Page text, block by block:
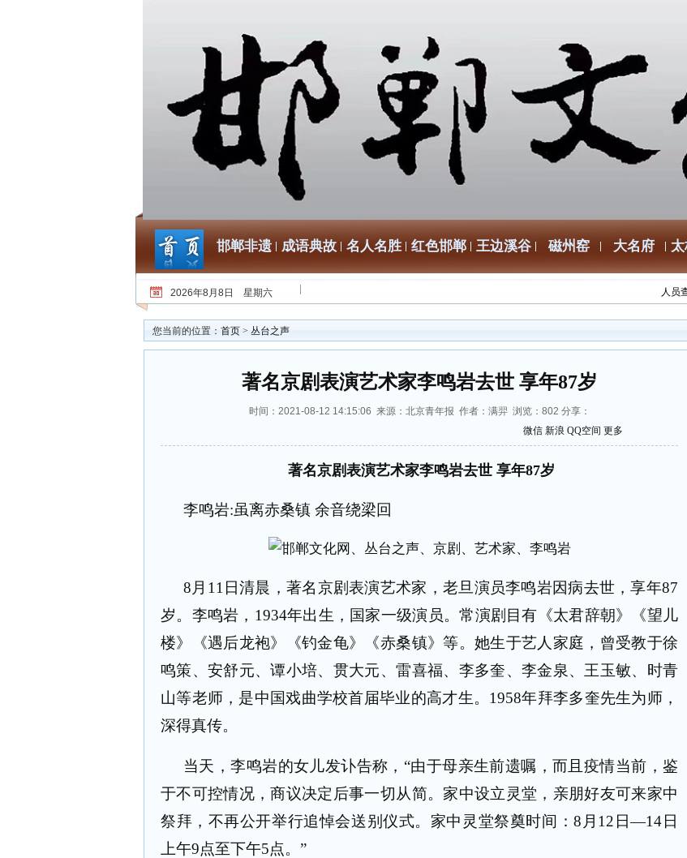
邯郸非遗 成语典故 名人名胜 红色邯郸 王边溪谷 磁州窑 大名府
2026年8月8日 星期六 人员
您当前的位置： 首页 > 丛台之声
著名京剧表演艺术家李鸣岩去世 享年87岁
时间：2021-08-12 14:15:06 来源：北京青年报 作者：满羿 浏览： 802 分享：
微信 新浪 QQ空间 更多
著名京剧表演艺术家李鸣岩去世 享年87岁
李鸣岩:虽离赤桑镇 余音绕梁回
8 月 11 日清晨，著名京剧表演艺术家，老旦演员李鸣岩因病去世，享年87
岁。李鸣岩， 1934年出生，国家一级演员。常演剧目有《太君辞朝》《望儿
楼》《遇后龙袍》《钓金龟》《赤桑镇》等。她生于艺人家庭，曾受教于徐
鸣策、安舒元、谭小培、贯大元、雷喜福、李多奎、李金泉、王玉敏、时青
山等老师，是中国戏曲学校首届毕业的高才生。 1958年拜李多奎先生为师，
深得真传。
当天，李鸣岩的女儿发讣告称，“由于母亲生前遗嘱，而且疫情当前，鉴
于不可控情况，商议决定后事一切从简。家中设立灵堂，亲朋好友可来家中
祭拜，不再公开举行追悼会送别仪式。家中灵堂祭奠时间：8 月 12 日—14 日
上午9点至下午5点。”